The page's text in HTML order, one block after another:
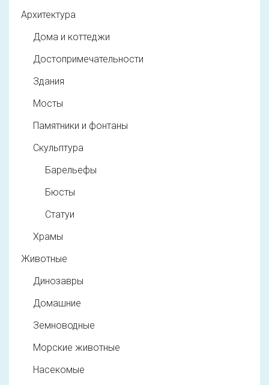
Архитектура
Дома и коттеджи
Достопримечательности
Здания
Мосты
Памятники и фонтаны
Скульптура
Барельефы
Бюсты
Статуи
Храмы
Животные
Динозавры
Домашние
Земноводные
Морские животные
Насекомые